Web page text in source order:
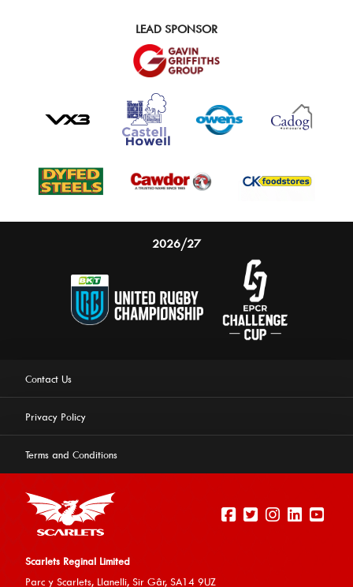
LEAD SPONSOR
2026/27
Contact Us
Privacy Policy
Terms and Conditions
Scarlets Reginal Limited
Parc y Scarlets, Llanelli, Sir Gâr, SA14 9UZ